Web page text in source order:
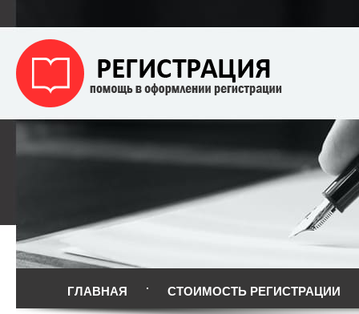
ГЛАВНАЯ СТОИМОСТЬ РЕГИСТРАЦИИ